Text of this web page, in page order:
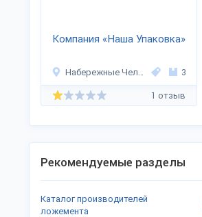
Компания «Наша Упаковка»
Набережные Челны 3
1 отзыв
Рекомендуемые разделы
Каталог производителей
ложемента